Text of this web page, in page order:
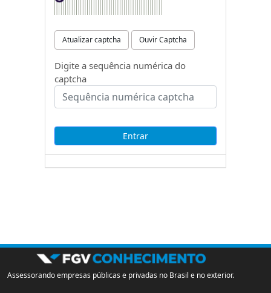
Atualizar captcha Ouvir Captcha
Digite a sequência numérica do
captcha
Assessorando empresas públicas e privadas no Brasil e no exterior.